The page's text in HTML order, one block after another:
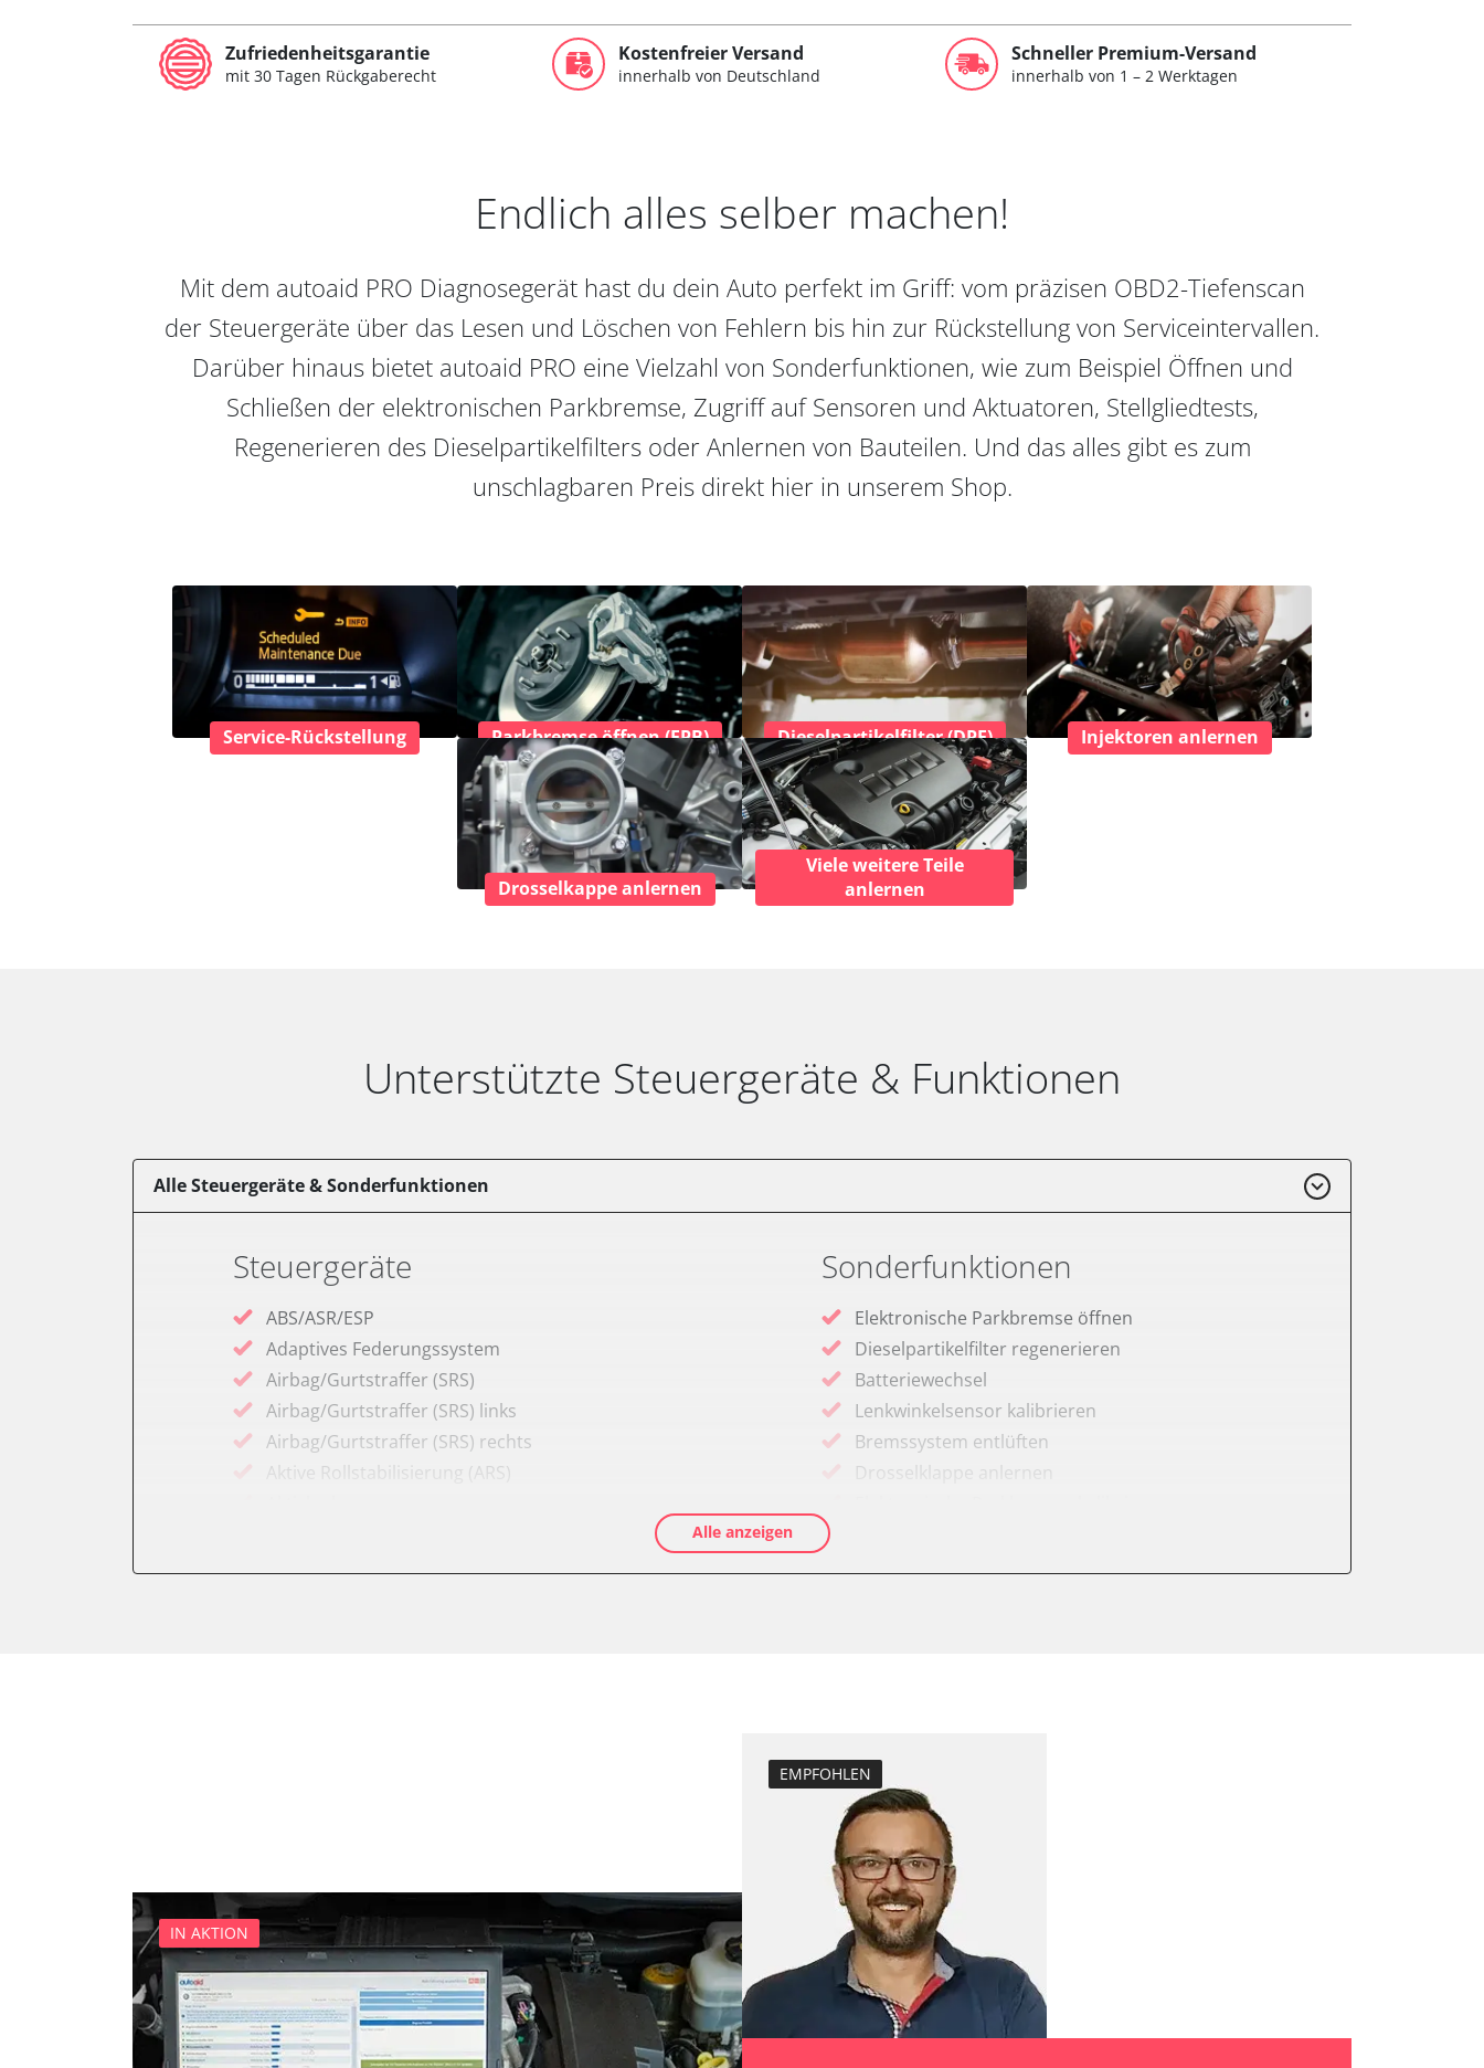
Zufriedenheitsgarantie
mit 30 Tagen Rückgaberecht
Kostenfreier Versand
innerhalb von Deutschland
Schneller Premium-Versand
innerhalb von 1 – 2 Werktagen
Endlich alles selber machen!
Mit dem autoaid PRO Diagnosegerät hast du dein Auto perfekt im Griff: vom präzisen OBD2-Tiefenscan
der Steuergeräte über das Lesen und Löschen von Fehlern bis hin zur Rückstellung von Serviceintervallen.
Darüber hinaus bietet autoaid PRO eine Vielzahl von Sonderfunktionen, wie zum Beispiel Öffnen und
Schließen der elektronischen Parkbremse, Zugriff auf Sensoren und Aktuatoren, Stellgliedtests,
Regenerieren des Dieselpartikelfilters oder Anlernen von Bauteilen. Und das alles gibt es zum
unschlagbaren Preis direkt hier in unserem Shop.
Service-Rückstellung Parkbremse öffnen (EPB) Dieselpartikelfilter (DPF) Injektoren anlernen
Drosselkappe anlernen
Viele weitere Teile
anlernen
Unterstützte Steuergeräte & Funktionen
Alle Steuergeräte & Sonderfunktionen
Steuergeräte
ABS/ASR/ESP
Adaptives Federungssystem
Airbag/Gurtstraffer (SRS)
Airbag/Gurtstraffer (SRS) links
Airbag/Gurtstraffer (SRS) rechts
Aktive Rollstabilisierung (ARS)
Dämpfungssystem vorne rechts
Diagnoseschnittstelle (EOBD/OBDII)
Diebstahlwarnanlage
Dynamiksteuerung
Einparkhilfe
Einparkhilfe Lenkhilfe
Sonderfunktionen
Elektronische Parkbremse öffnen
Dieselpartikelfilter regenerieren
Batteriewechsel
Lenkwinkelsensor kalibrieren
Bremssystem entlüften
Drosselklappe anlernen
Injektoren einstellen
Lamdasonde anlernen
Längsbeschleunigungssensor Nullpunkt-
Kalibrierung
Leerlaufdrehzahlanpassung
Parkbremse in Montageposition fahren
Raildrucksensor Anpassung
Servicerückstellung
Steuergerät Initialisierung
Alle anzeigen
IN AKTION
EMPFOHLEN